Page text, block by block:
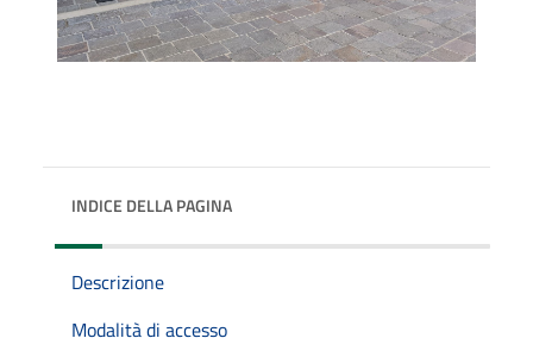
INDICE DELLA PAGINA
Descrizione
Modalità di accesso